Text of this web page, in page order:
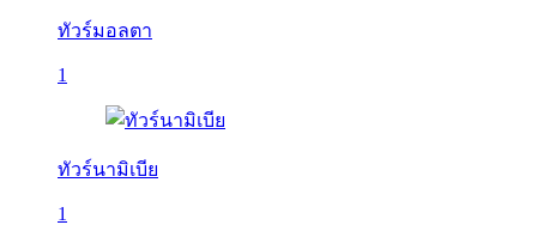
ทัวร์มอลตา
1
ทัวร์นามิเบีย
1